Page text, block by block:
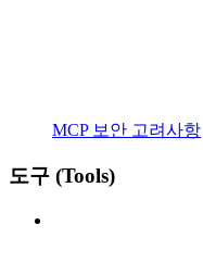
MCP 보안 고려사항
도구 (Tools)